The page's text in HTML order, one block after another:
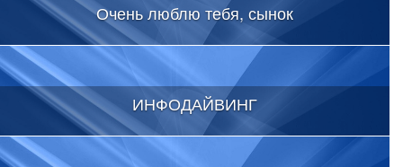
Очень люблю тебя, сынок
ИНФОДАЙВИНГ